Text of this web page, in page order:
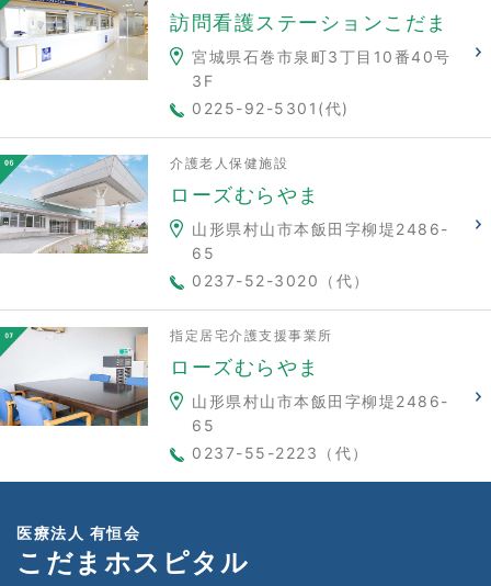
訪問看護ステーションこだま
宮城県石巻市泉町3丁目10番40号
3F
0225-92-5301(代)
介護老人保健施設
ローズむらやま
山形県村山市本飯田字柳堤2486-
65
0237-52-3020（代）
指定居宅介護支援事業所
ローズむらやま
山形県村山市本飯田字柳堤2486-
65
0237-55-2223（代）
医療法人 有恒会
こだまホスピタル